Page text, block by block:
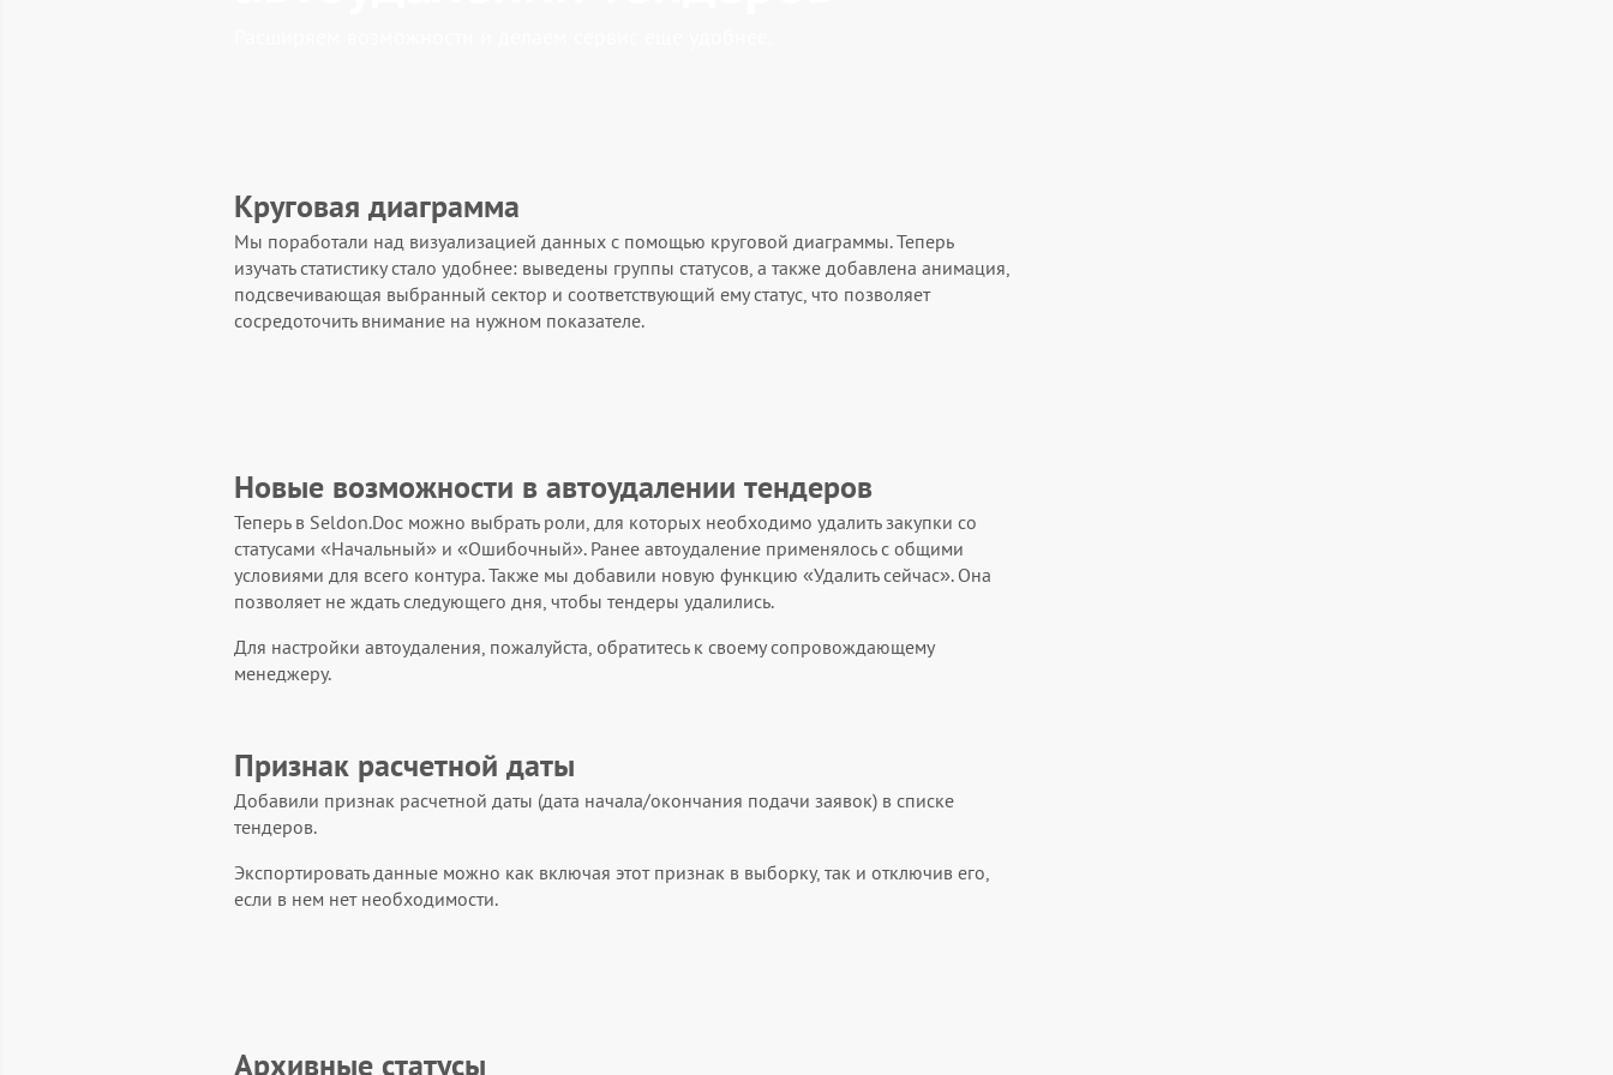
Круговая диаграмма
Мы поработали над визуализацией данных с помощью круговой диаграммы. Теперь
изучать статистику стало удобнее: выведены группы статусов, а также добавлена анимация,
подсвечивающая выбранный сектор и соответствующий ему статус, что позволяет
сосредоточить внимание на нужном показателе.
Новые возможности в автоудалении тендеров
Теперь в Seldon.Doc можно выбрать роли, для которых необходимо удалить закупки со
статусами «Начальный» и «Ошибочный». Ранее автоудаление применялось с общими
условиями для всего контура. Также мы добавили новую функцию «Удалить сейчас». Она
позволяет не ждать следующего дня, чтобы тендеры удалились.
Для настройки автоудаления, пожалуйста, обратитесь к своему сопровождающему
менеджеру.
Признак расчетной даты
Добавили признак расчетной даты (дата начала/окончания подачи заявок) в списке
тендеров.
Экспортировать данные можно как включая этот признак в выборку, так и отключив его,
если в нем нет необходимости.
Архивные статусы